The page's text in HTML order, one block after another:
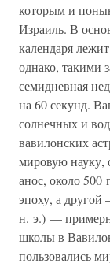
которым и
Израиль. В
календаря
однако, такими
семидневная
на 60 секунд.
солнечных и
вавилонских
мировую
анос, около
эпоху, а
н. э.) —
школы в
пользовались